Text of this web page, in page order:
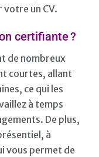
un CV.
certifiante ?
de nombreux
courtes, allant
ce qui les
à temps
De plus,
à
vous permet de